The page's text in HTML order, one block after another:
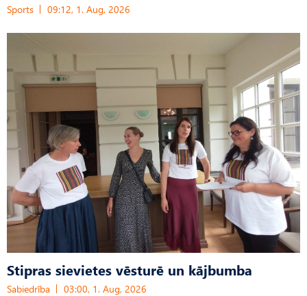
Sports 09:12, 1. Aug, 2026
Stipras sievietes vēsturē un kājbumba
Sabiedrība 03:00, 1. Aug, 2026